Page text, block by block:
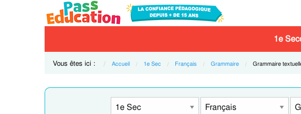
1e
Vous êtes ici : Accueil 1e Sec Français Grammaire Current:
Grammaire